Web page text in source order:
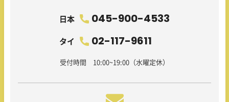
日本 045-900-4533
タイ 02-117-9611
受付時間 10:00~19:00（水曜定休）